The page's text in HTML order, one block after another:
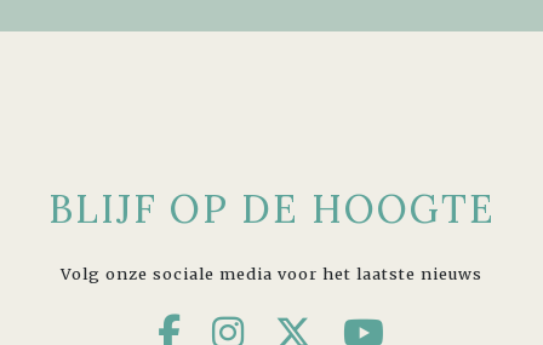
BLIJF OP DE HOOGTE
Volg onze sociale media voor het laatste nieuws